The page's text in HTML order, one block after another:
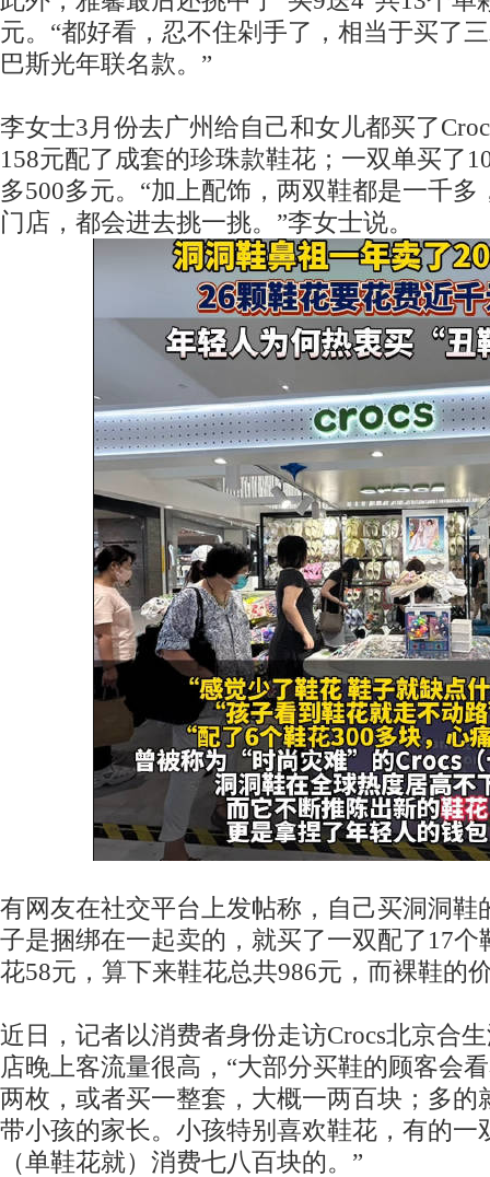
元。“都好看，忍不住剁手了，相当于买了
巴斯光年联名款。”
李女士3月份去广州给自己和女儿都买了
158元配了成套的珍珠款鞋花；一双单买了
多500多元。“加上配饰，两双鞋都是一千
门店，都会进去挑一挑。”李女士说。
有网友在社交平台上发帖称，自己买洞洞鞋
子是捆绑在一起卖的，就买了一双配了17个
花58元，算下来鞋花总共986元，而裸鞋的
近日，记者以消费者身份走访Crocs北京合
店晚上客流量很高，“大部分买鞋的顾客会
两枚，或者买一整套，大概一两百块；多的
带小孩的家长。小孩特别喜欢鞋花，有的一
（单鞋花就）消费七八百块的。”